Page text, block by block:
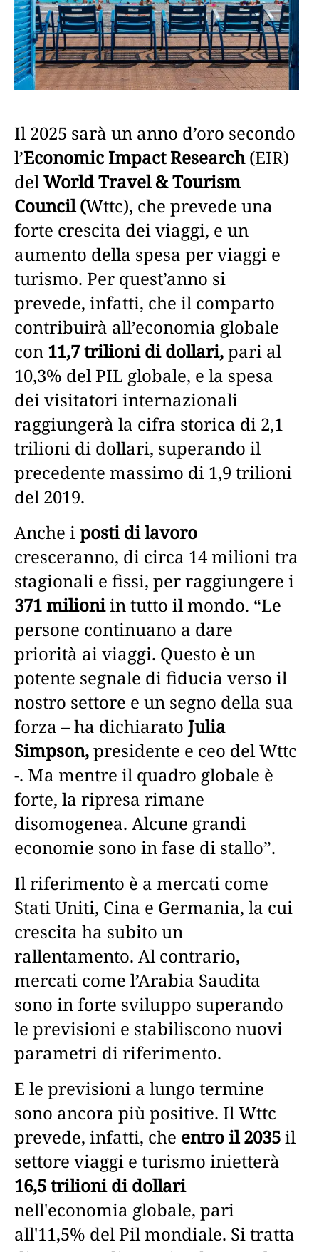
Il 2025 sarà un anno d’oro secondo
l’Economic Impact Research(EIR)
delWorld Travel & Tourism
Council (Wttc), che prevede una
forte crescita dei viaggi, e un
aumento della spesa per viaggi e
turismo. Per quest’anno si
prevede, infatti, che il comparto
contribuirà all’economia globale
con 11,7 trilioni di dollari,pari al
10,3% del PIL globale, e la spesa
dei visitatori internazionali
raggiungerà la cifra storica di 2,1
trilioni di dollari, superando il
precedente massimo di 1,9 trilioni
del 2019.
Anche iposti di lavoro
cresceranno, di circa 14 milioni tra
stagionali e fissi, per raggiungere i
371 milioniin tutto il mondo. “Le
persone continuano a dare
priorità ai viaggi. Questo è un
potente segnale di fiducia verso il
nostro settore e un segno della sua
forza – ha dichiarato Julia
Simpson,presidente e ceo del Wttc
-. Ma mentre il quadro globale è
forte, la ripresa rimane
disomogenea. Alcune grandi
economie sono in fase di stallo”.
Il riferimento è a mercati come
Stati Uniti, Cina e Germania, la cui
crescita ha subito un
rallentamento. Al contrario,
mercati come l’Arabia Saudita
sono in forte sviluppo superando
le previsioni e stabiliscono nuovi
parametri di riferimento.
E le previsioni a lungo termine
sono ancora più positive. Il Wttc
prevede, infatti, che entro il 2035il
settore viaggi e turismo inietterà
16,5 trilioni di dollari
nell'economia globale, pari
all'11,5% del Pil mondiale. Si tratta